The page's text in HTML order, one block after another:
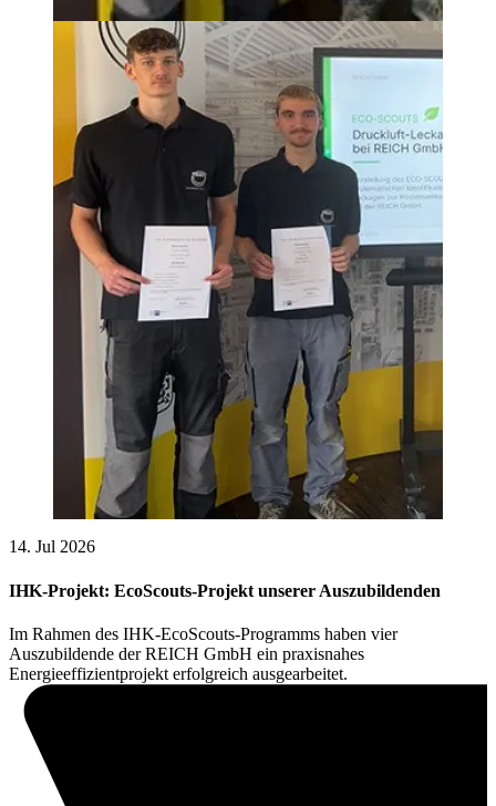
14. Jul 2026
IHK-Projekt: EcoScouts-Projekt unserer Auszubildenden
Im Rahmen des IHK-EcoScouts-Programms haben vier
Auszubildende der REICH GmbH ein praxisnahes
Energieeffizientprojekt erfolgreich ausgearbeitet.